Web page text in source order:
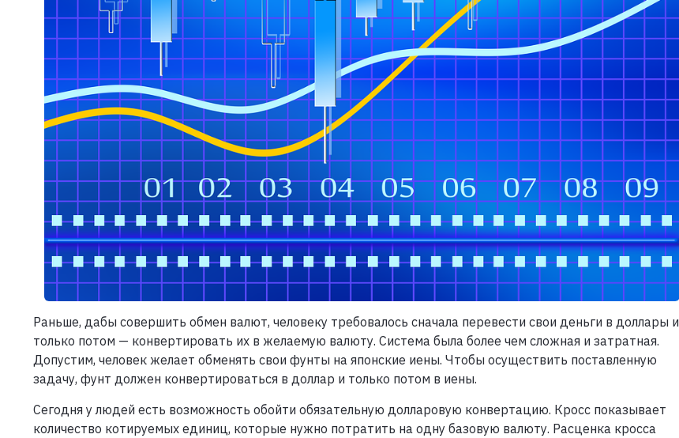
Раньше, дабы совершить обмен валют, человеку требовалось сначала перевести свои деньги в доллары и
только потом — конвертировать их в желаемую валюту. Система была более чем сложная и затратная.
Допустим, человек желает обменять свои фунты на японские иены. Чтобы осуществить поставленную
задачу, фунт должен конвертироваться в доллар и только потом в иены.
Сегодня у людей есть возможность обойти обязательную долларовую конвертацию. Кросс показывает
количество котируемых единиц, которые нужно потратить на одну базовую валюту. Расценка кросса